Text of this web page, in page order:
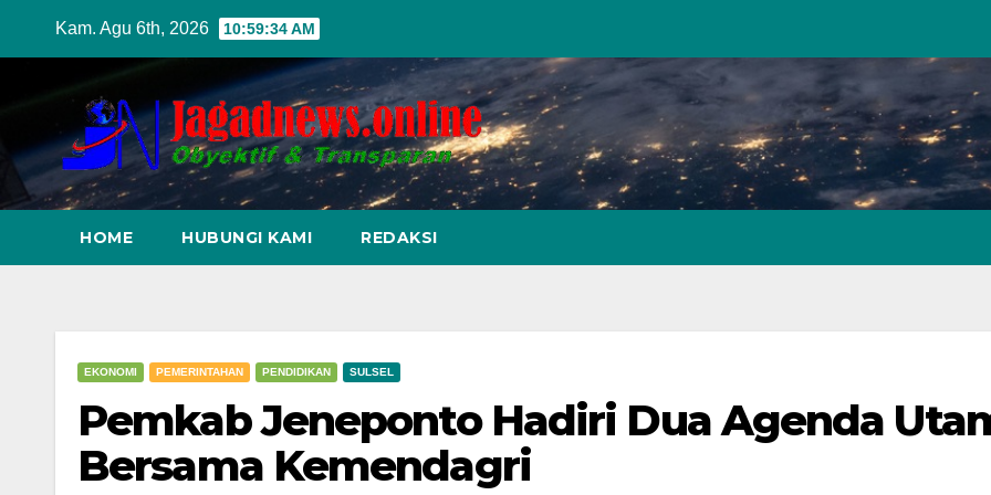
Kam. Agu 6th, 2026 10:59:35 AM
HOME HUBUNGI KAMI REDAKSI
EKONOMI PEMERINTAHAN PENDIDIKAN SULSEL
Pemkab Jeneponto Hadiri Dua Agenda
Bersama Kemendagri